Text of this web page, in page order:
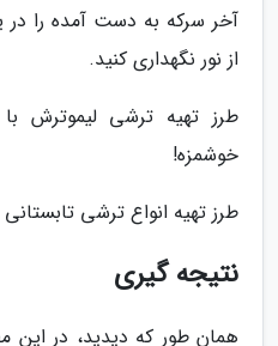
آخر سرکه به دست آمده را
از نور نگهداری کنید.
خوشمزه!
طرز تهیه انواع ترشی
نتیجه گیری
همان طور که دیدید، در این